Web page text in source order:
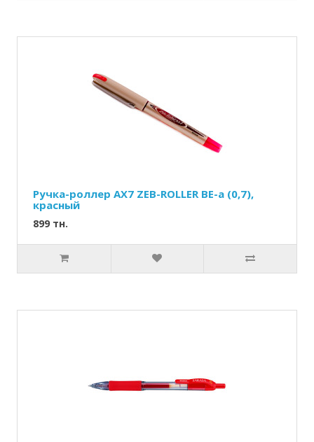
Ручка-роллер AX7 ZEB-ROLLER BE-a (0,7),
красный
899 тн.